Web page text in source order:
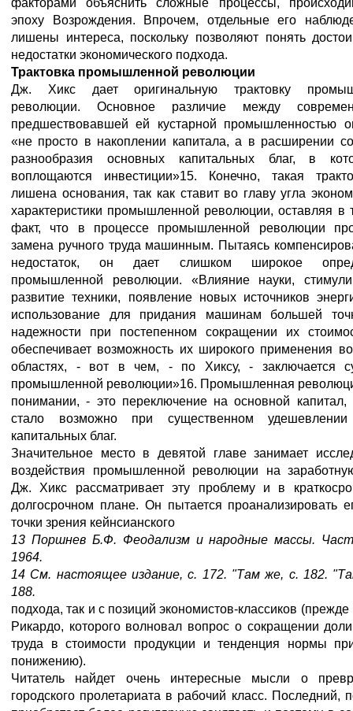
факторами объяснить сложные процессы,
эпоху Возрождения. Впрочем, отдельные его
лишены интереса, поскольку позволяют понять
недостатки экономического подхода.
Трактовка промышленной революции
Дж. Хикс дает оригинальную трактовку
революции. Основное различие между
предшествовавшей ей кустарной промышленностью
«не просто в накоплении капитала, а в расширении
разнообразия основных капитальных благ, в
воплощаются инвестиции»15. Конечно, такая
лишена основания, так как ставит во главу угла
характеристики промышленной революции, оставляя в
факт, что в процессе промышленной революции
замена ручного труда машинным. Пытаясь
недостаток, он дает слишком широкое
промышленной революции. «Влияние науки,
развитие техники, появление новых источников
использование для придания машинам большей
надежности при постепенном сокращении их
обеспечивает возможность их широкого применения
областях, - вот в чем, - по Хиксу, - заключается
промышленной революции»16. Промышленная
понимании, - это переключение на основной капитал,
стало возможно при существенном
капитальных благ.
Значительное место в девятой главе занимает
воздействия промышленной революции на
Дж. Хикс рассматривает эту проблему и в
долгосрочном плане. Он пытается проанализировать
точки зрения кейнсианского
13 Поршнев Б.Ф. Феодализм и народные массы.
1964.
14 См. настоящее издание, с. 172. "Там же, с. 182.
188.
подхода, так и с позиций экономистов-классиков (прежде
Рикардо, которого волновал вопрос о сокращении
труда в стоимости продукции и тенденция нормы
понижению).
Читатель найдет очень интересные мысли о
городского пролетариата в рабочий класс. Последний,